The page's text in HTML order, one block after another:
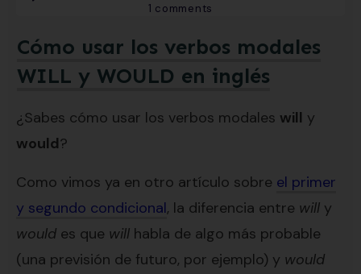
1 comments
Cómo usar los verbos modales
WILL y WOULD en inglés
¿Sabes cómo usar los verbos modales will y
would?
Como vimos ya en otro artículo sobre el primer
y segundo condicional, la diferencia entre will y
would es que will habla de algo más probable
(una previsión de futuro, por ejemplo) y would